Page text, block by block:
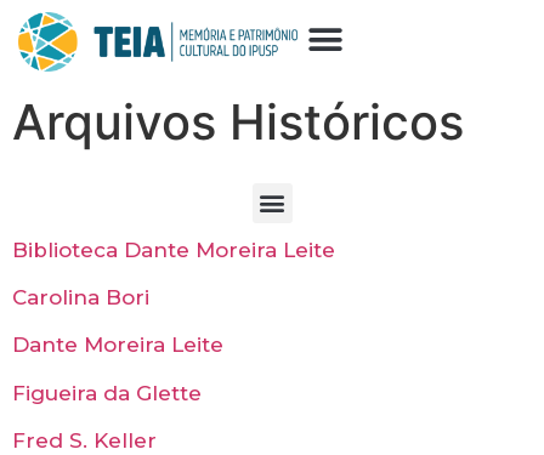
Arquivos Históricos
Biblioteca Dante Moreira Leite
Carolina Bori
Dante Moreira Leite
Figueira da Glette
Fred S. Keller